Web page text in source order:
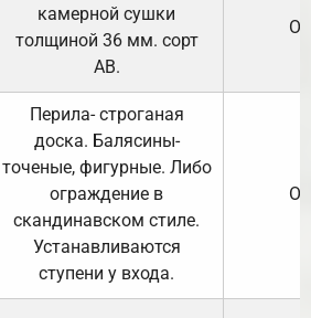
камерной сушки
толщиной 36 мм. сорт
АВ.
Перила- строганая
доска. Балясины-
точеные, фигурные. Либо
ограждение в
скандинавском стиле.
Устанавливаются
ступени у входа.